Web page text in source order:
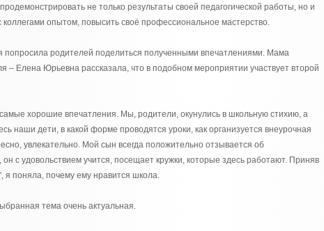
не только результаты своей педагогической работы, но и
коллегами опытом, повысить своё профессиональное мастерство.
попросила родителей поделиться полученными впечатлениями. Мама
– Елена Юрьевна рассказала, что в подобном мероприятии участвует второй
хорошие впечатления. Мы, родители, окунулись в школьную стихию, а
наши дети, в какой форме проводятся уроки, как организуется внеурочная
увлекательно. Мой сын всегда положительно отзывается об
с удовольствием учится, посещает кружки, которые здесь работают. Приняв
я поняла, почему ему нравится школа.
тема очень актуальная.